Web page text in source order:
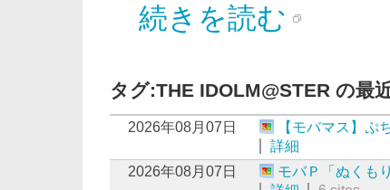
続きを読む
タグ:THE IDOLM@STER の最
2026年08月07日 【モバマス】ぷ
詳細
2026年08月07日
モバＰ「ぬくも